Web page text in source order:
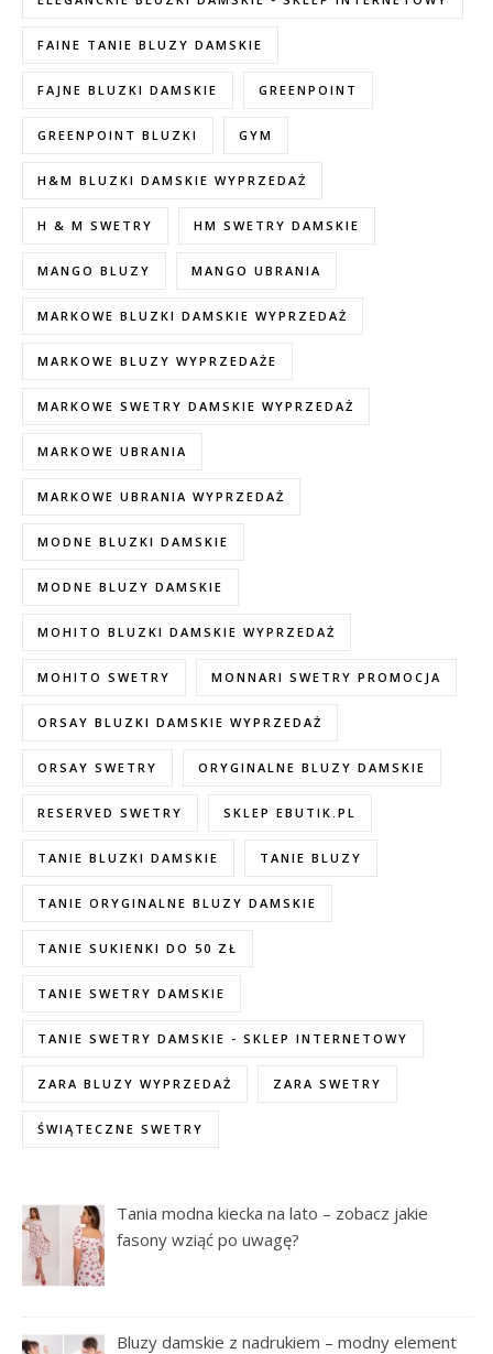
FAINE TANIE BLUZY DAMSKIE
FAJNE BLUZKI DAMSKIE GREENPOINT
GREENPOINT BLUZKI GYM
H&M BLUZKI DAMSKIE WYPRZEDAŻ
H & M SWETRY HM SWETRY DAMSKIE
MANGO BLUZY MANGO UBRANIA
MARKOWE BLUZKI DAMSKIE WYPRZEDAŻ
MARKOWE BLUZY WYPRZEDAŻE
MARKOWE SWETRY DAMSKIE WYPRZEDAŻ
MARKOWE UBRANIA
MARKOWE UBRANIA WYPRZEDAŻ
MODNE BLUZKI DAMSKIE
MODNE BLUZY DAMSKIE
MOHITO BLUZKI DAMSKIE WYPRZEDAŻ
MOHITO SWETRY MONNARI SWETRY PROMOCJA
ORSAY BLUZKI DAMSKIE WYPRZEDAŻ
ORSAY SWETRY ORYGINALNE BLUZY DAMSKIE
RESERVED SWETRY SKLEP EBUTIK.PL
TANIE BLUZKI DAMSKIE TANIE BLUZY
TANIE ORYGINALNE BLUZY DAMSKIE
TANIE SUKIENKI DO 50 ZŁ
TANIE SWETRY DAMSKIE
TANIE SWETRY DAMSKIE - SKLEP INTERNETOWY
ZARA BLUZY WYPRZEDAŻ ZARA SWETRY
ŚWIĄTECZNE SWETRY
Tania modna kiecka na lato – zobacz jakie
fasony wziąć po uwagę?
Bluzy damskie z nadrukiem – modny element